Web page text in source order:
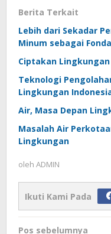
Berita Terkait
Lebih dari Sekadar
Minum sebagai
Ciptakan
Teknologi
Lingkungan
Air, Masa Depan
Masalah Air
Lingkungan
oleh ADMIN
Ikuti Kami Pada
Navigasi
Pos sebelumnya